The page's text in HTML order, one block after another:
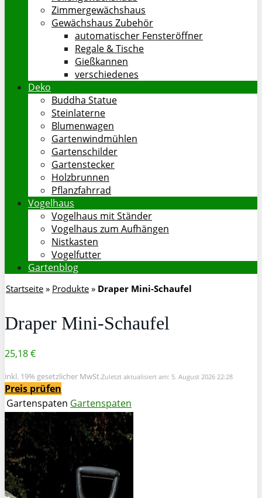
Zimmergewächshaus
Gewächshaus Zubehör
automatischer Fensteröffner
Regale & Tische
Gießkannen
verschiedenes
Deko
Buddha Statue
Steinlaterne
Blumenwagen
Gartenwindmühlen
Gartenschilder
Gartenstecker
Holzbrunnen
Pflanzfahrrad
Vogelhaus
Vogelhaus mit Ständer
Vogelhaus zum Aufhängen
Nistkasten
Vogelfutter
Gartenblog
Startseite » Produkte » Draper Mini-Schaufel
Draper Mini-Schaufel
25,18 €
inkl. 19% gesetzlicher MwSt.Zuletzt aktualisiert am: 5. August 2026 22:28
Preis prüfen
Gartenspaten Gartenspaten